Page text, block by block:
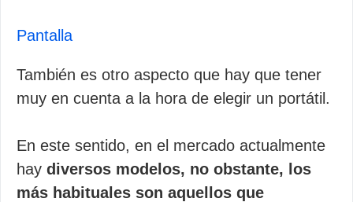
Pantalla
También es otro aspecto que hay que tener
muy en cuenta a la hora de elegir un portátil.
En este sentido, en el mercado actualmente
hay diversos modelos, no obstante, los
más habituales son aquellos que